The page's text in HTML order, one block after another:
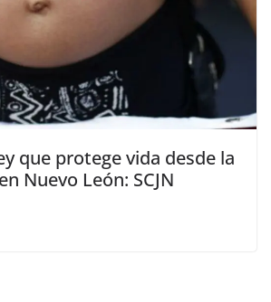
que protege vida desde la
Nuevo León: SCJN